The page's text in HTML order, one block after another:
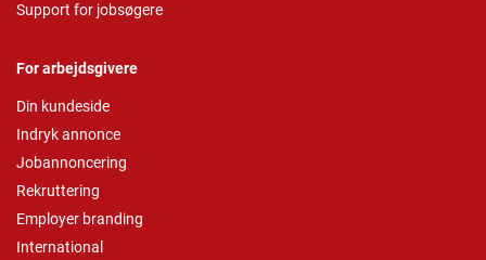
Support for jobsøgere
For arbejdsgivere
Din kundeside
Indryk annonce
Jobannoncering
Rekruttering
Employer branding
International